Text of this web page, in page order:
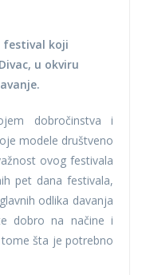
festival koji
u okviru
dobročinstva i
modele društveno
ovog festivala
pet dana festivala,
odlika davanja
dobro na načine i
šta je potrebno